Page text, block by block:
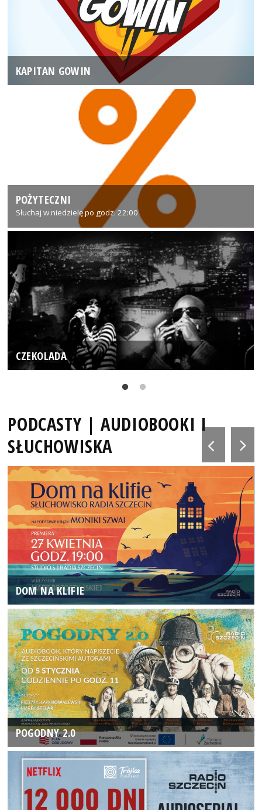
KAPITAN GOWIN
POŻYTECZNI
Słuchaj w niedzielę po godz. 22:00
CZEKOLADA
PODCASTY | AUDIOBOOKI I
SŁUCHOWISKA
DOM NA KLIFIE
POGODNY 2.0